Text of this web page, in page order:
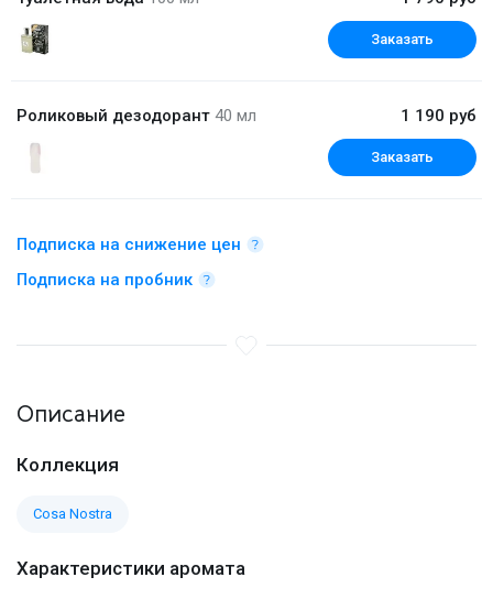
Заказать
Роликовый дезодорант 40 мл 1 190 руб
Заказать
Подписка на снижение цен
Подписка на пробник
Описание
Коллекция
Cosa Nostra
Характеристики аромата